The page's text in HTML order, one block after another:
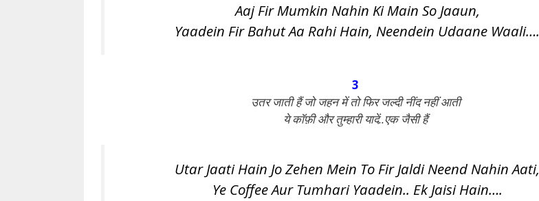
Aaj Fir Mumkin Nahin Ki Main So Jaaun,
Yaadein Fir Bahut Aa Rahi Hain, Neendein Udaane Waali….
3
उतर जाती हैं जो जहन में तो फिर जल्दी नींद नहीं आती
ये कॉफ़ी और तुम्हारी यादें..एक जैसी हैं
Utar Jaati Hain Jo Zehen Mein To Fir Jaldi Neend Nahin Aati,
Ye Coffee Aur Tumhari Yaadein.. Ek Jaisi Hain….